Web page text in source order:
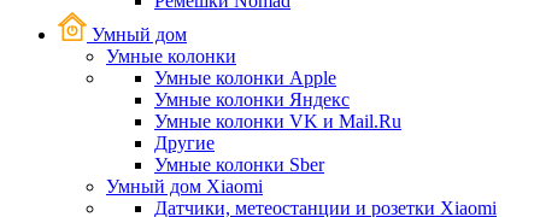
Умный дом
Умные колонки
Умные колонки Apple
Умные колонки Яндекс
Умные колонки VK и Mail.Ru
Другие
Умные колонки Sber
Умный дом Xiaomi
Датчики, метеостанции и розетки Xiaomi